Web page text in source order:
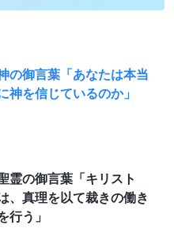
の御言葉「あなたは本当
神を信じているのか」
霊の御言葉「キリスト
、真理を以て裁きの働き
行う」